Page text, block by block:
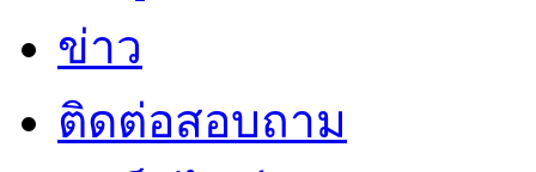
ข่าว
ติดต่อสอบถาม